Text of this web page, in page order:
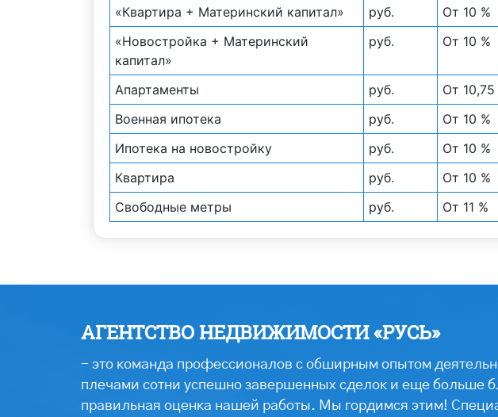
«Квартира + Материнский капитал»
руб. От 10 %
«Новостройка + Материнский
капитал»
руб. От 10 %
Апартаменты руб. От 10,75
Военная ипотека
руб. От 10 %
Ипотека на новостройку
руб. От 10 %
Квартира
руб. От 10 %
Свободные метры
руб. От 11 %
АГЕНТСТВО НЕДВИЖИМОСТИ «РУСЬ»
- это команда профессионалов с обширным опытом
плечами сотни успешно завершенных сделок и еще больше
правильная оценка нашей работы. Мы гордимся этим!